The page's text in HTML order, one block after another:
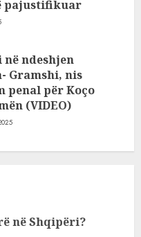
pajustifikuar
ndeshjen
Gramshi, nis
penal për Koço
(VIDEO)
në Shqipëri?